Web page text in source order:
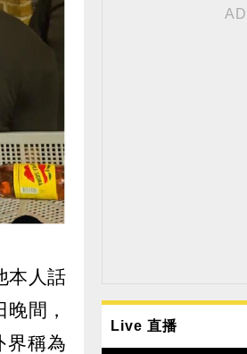
本人話
間，
界稱為
Live 直播